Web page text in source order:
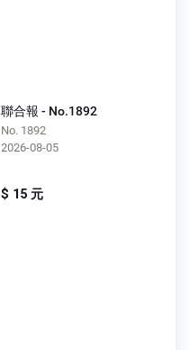
聯合報 - No.1892
No. 1892
2026-08-05
$ 15 元